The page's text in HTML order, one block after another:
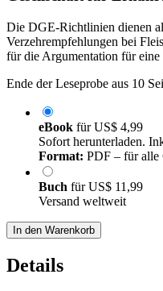
Die DGE-Richtlinien dienen
Verzehrempfehlungen bei
für die Argumentation für eine
Ende der Leseprobe aus 10
eBook fürUS$ 4,99
Sofort herunterladen.
Format: PDF – für alle
Buch fürUS$ 11,99
Versand weltweit
In den Warenkorb
Details